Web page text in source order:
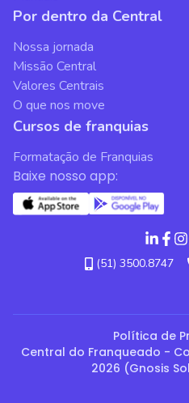
Baixe nosso app:
(51) 3500.8747
Por dentro da Central
Nossa jornada
Missão Central
Valores Centrais
O que nos move
Cursos de franquias
Formatação de Franquias
Central do Franqueado -
2026 (Gnosis
Política de